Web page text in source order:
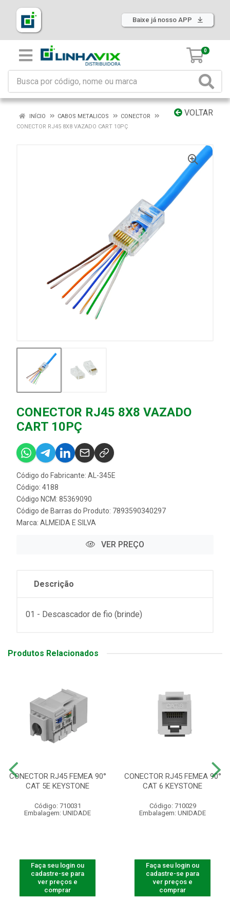
Baixe já nosso APP
0
VOLTAR
INÍCIO CABOS METALICOS
CONECTOR
CONECTOR RJ45 8X8 VAZADO CART 10PÇ
CONECTOR RJ45 8X8 VAZADO
CART 10PÇ
Código do Fabricante: AL-345E
Código: 4188
Código NCM: 85369090
Código de Barras do Produto: 7893590340297
Marca: ALMEIDA E SILVA
VER PREÇO
Descrição
01 - Descascador de fio (brinde)
Produtos Relacionados
CONECTOR RJ45 FEMEA 90°
CAT 5E KEYSTONE
Código: 710031
Embalagem: UNIDADE
Faça seu login ou
cadastre-se para
ver preços e
comprar
CONECTOR RJ45 FEMEA 90°
CAT 6 KEYSTONE
Código: 710029
Embalagem: UNIDADE
Faça seu login ou
cadastre-se para
ver preços e
comprar